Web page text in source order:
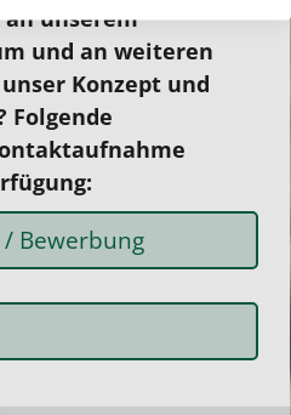
unserem
und an weiteren
Konzept und
Folgende
Bewerbung